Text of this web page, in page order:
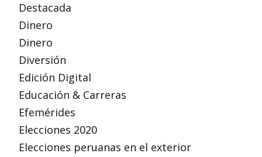
Destacada
Dinero
Dinero
Diversión
Edición Digital
Educación & Carreras
Efemérides
Elecciones 2020
Elecciones peruanas en el exterior